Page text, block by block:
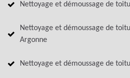
Nettoyage et démoussage de
Nettoyage et démoussage de
Argonne
Nettoyage et démoussage de